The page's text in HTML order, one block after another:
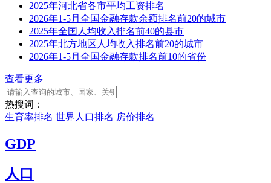
2025年河北省各市平均工资排名
2026年1-5月全国金融存款余额排名前20的城市
2025年全国人均收入排名前40的县市
2025年北方地区人均收入排名前20的城市
2026年1-5月全国金融存款排名前10的省份
查看更多
热搜词：
生育率排名 世界人口排名 房价排名
GDP
人口